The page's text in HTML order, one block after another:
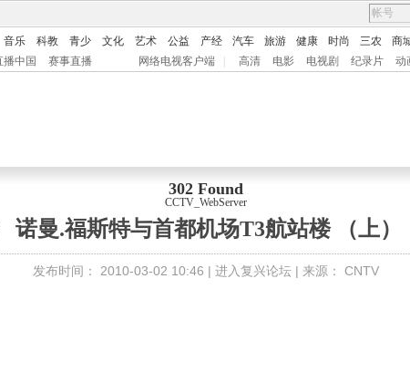
音乐 科教 青少 文化 艺术 公益 产经 汽车 旅游 健康 时尚 三农
商
播中国 赛事直播 网络电视客户端 高清 电影 电视剧 纪录片 动
302 Found
CCTV_WebServer
诺曼.福斯特与首都机场T3航站楼 （上）
发布时间： 2010-03-02 10:46 | 进入复兴论坛 | 来源： CNTV